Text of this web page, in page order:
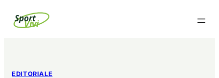
Sport
Vivi
EDITORIALE